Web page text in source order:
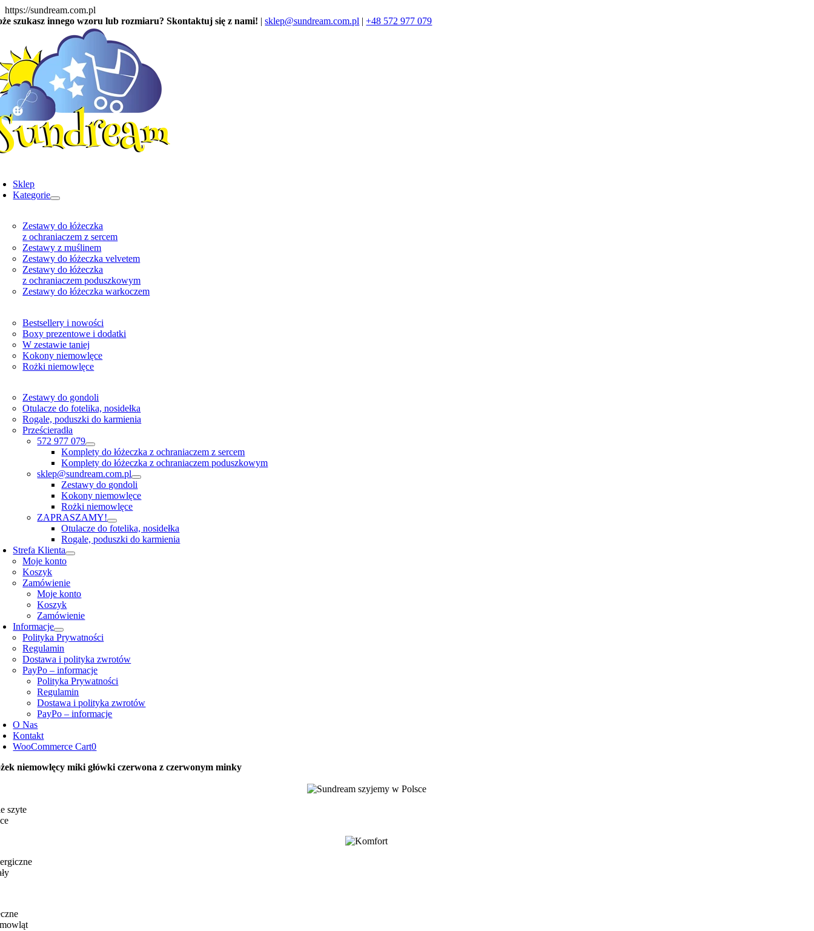
https://sundream.com.pl
to
content
szukasz innego wzoru lub rozmiaru? Skontaktuj się z nami! |sklep@sundream.com.pl |+48 572 977 079
Sklep
Kategorie
Zestawy do łóżeczka
z ochraniaczem z sercem
Zestawy z muślinem
Zestawy do łóżeczka velvetem
Zestawy do łóżeczka
z ochraniaczem poduszkowym
Zestawy do łóżeczka warkoczem
Bestsellery i nowości
Boxy prezentowe i dodatki
W zestawie taniej
Kokony niemowlęce
Rożki niemowlęce
Zestawy do gondoli
Otulacze do fotelika, nosidełka
Rogale, poduszki do karmienia
Prześcieradła
572 977 079
Komplety do łóżeczka z ochraniaczem z sercem
Komplety do łóżeczka z ochraniaczem poduszkowym
sklep@sundream.com.pl
Zestawy do gondoli
Kokony niemowlęce
Rożki niemowlęce
ZAPRASZAMY!
Otulacze do fotelika, nosidełka
Rogale, poduszki do karmienia
Strefa Klienta
Moje konto
Koszyk
Zamówienie
Moje konto
Koszyk
Zamówienie
Informacje
Polityka Prywatności
Regulamin
Dostawa i polityka zwrotów
PayPo – informacje
Polityka Prywatności
Regulamin
Dostawa i polityka zwrotów
PayPo – informacje
O Nas
Kontakt
WooCommerce Cart0
niemowlęcy miki główki czerwona z czerwonym minky
szyte